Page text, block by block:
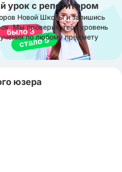
урок с репетитором
Новой Школы и запишись
Мы проверим твой уровень
по любому предмету
юзера